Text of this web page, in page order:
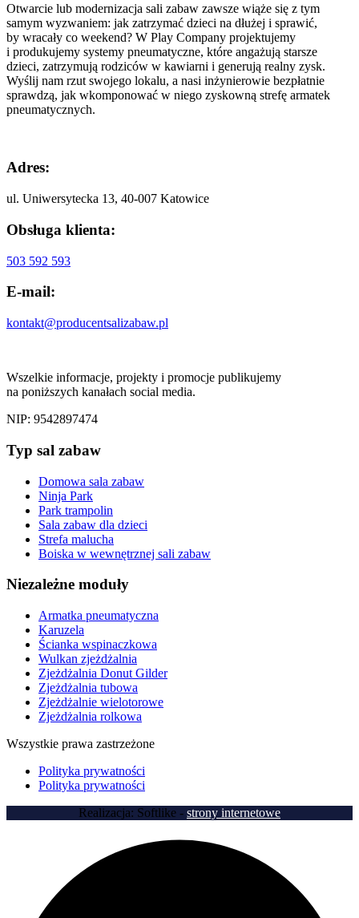
Otwarcie lub modernizacja sali zabaw zawsze wiąże się z tym
samym wyzwaniem: jak zatrzymać dzieci na dłużej i sprawić,
by wracały co weekend? W Play Company projektujemy
i produkujemy systemy pneumatyczne, które angażują starsze
dzieci, zatrzymują rodziców w kawiarni i generują realny zysk.
Wyślij nam rzut swojego lokalu, a nasi inżynierowie bezpłatnie
sprawdzą, jak wkomponować w niego zyskowną strefę armatek
pneumatycznych.
Adres:
ul. Uniwersytecka 13, 40-007 Katowice
Obsługa klienta:
503 592 593
E-mail:
kontakt@producentsalizabaw.pl
Wszelkie informacje, projekty i promocje publikujemy
na poniższych kanałach social media.
NIP: 9542897474
Typ sal zabaw
Domowa sala zabaw
Ninja Park
Park trampolin
Sala zabaw dla dzieci
Strefa malucha
Boiska w wewnętrznej sali zabaw
Niezależne moduły
Armatka pneumatyczna
Karuzela
Ścianka wspinaczkowa
Wulkan zjeżdżalnia
Zjeżdżalnia Donut Gilder
Zjeżdżalnia tubowa
Zjeżdżalnie wielotorowe
Zjeżdżalnia rolkowa
Wszystkie prawa zastrzeżone
Polityka prywatności
Polityka prywatności
Realizacja: Softlike - strony internetowe